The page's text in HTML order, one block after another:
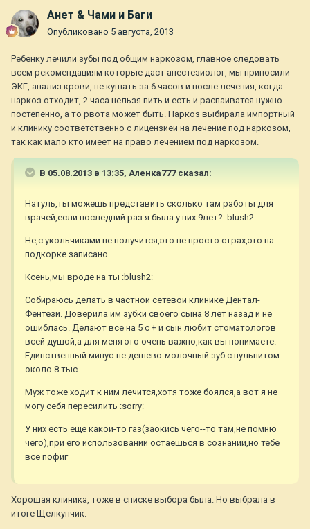
Анет & Чами и Баги
Опубликовано 5 августа, 2013
Ребенку лечили зубы под общим наркозом, главное следовать
всем рекомендациям которые даст анестезиолог, мы приносили
ЭКГ, анализ крови, не кушать за 6 часов и после лечения, когда
наркоз отходит, 2 часа нельзя пить и есть и распаиватся нужно
постепенно, а то рвота может быть. Наркоз выбирала импортный
и клинику соответственно с лицензией на лечение под наркозом,
так как мало кто имеет на право лечением под наркозом.
В 05.08.2013 в 13:35, Аленка777 сказал:
Натуль,ты можешь представить сколько там работы для
врачей,если последний раз я была у них 9лет? :blush2:
Не,с укольчиками не получится,это не просто страх,это на
подкорке записано
Ксень,мы вроде на ты :blush2:
Собираюсь делать в частной сетевой клинике Дентал-
Фентези. Доверила им зубки своего сына 8 лет назад и не
ошиблась. Делают все на 5 с + и сын любит стоматологов
всей душой,а для меня это очень важно,как вы понимаете.
Единственный минус-не дешево-молочный зуб с пульпитом
около 8 тыс.
Муж тоже ходит к ним лечится,хотя тоже боялся,а вот я не
могу себя пересилить :sorry:
У них есть еще какой-то газ(заокись чего--то там,не помню
чего),при его использовании остаешься в сознании,но тебе
все пофиг
Хорошая клиника, тоже в списке выбора была. Но выбрала в
итоге Щелкунчик.